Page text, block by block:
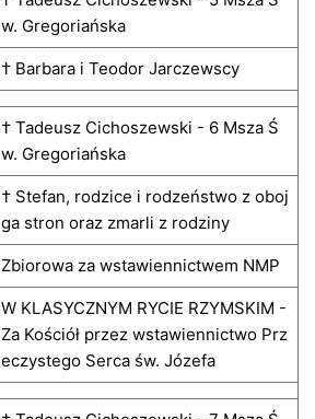
w. Gregoriańska
† Barbara i Teodor Jarczewscy
† Tadeusz Cichoszewski - 6 Msza Ś
w. Gregoriańska
† Stefan, rodzice i rodzeństwo z oboj
ga stron oraz zmarli z rodziny
Zbiorowa za wstawiennictwem NMP
W KLASYCZNYM RYCIE RZYMSKIM -
Za Kościół przez wstawiennictwo Prz
eczystego Serca św. Józefa